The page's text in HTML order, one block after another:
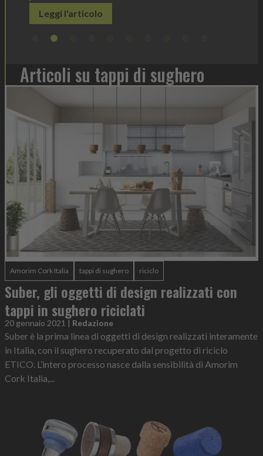
Articoli su tappi di sughero
Amorim Cork Italia tappi di sughero riciclo
Suber, gli oggetti di design realizzati con
tappi in sughero riciclati
20 gennaio 2021 | Redazione
Suber è la prima linea di oggetti di design realizzati interamente
in Italia, con il sughero recuperato dal progetto di riciclo
ETICO. L’intero processo nasce dalla sensibilità di Amorim
Cork Italia,...